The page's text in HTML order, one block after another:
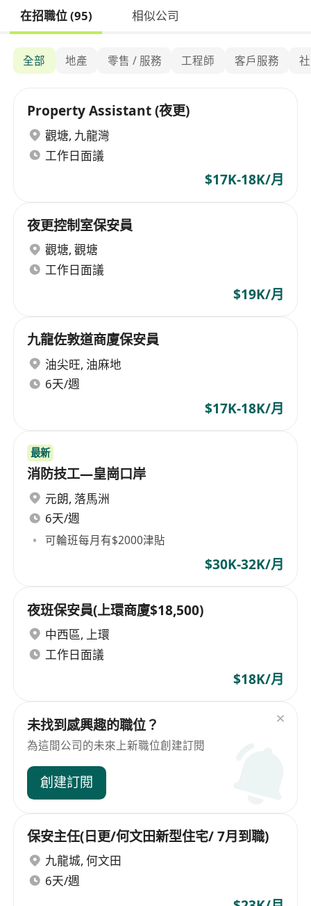
在招職位 (95) 相似公司
全部 地產 零售 / 服務 工程師 客戶服務
Property Assistant (夜更)
觀塘, 九龍灣
工作日面議
$17K-18K/月
夜更控制室保安員
觀塘, 觀塘
工作日面議
$19K/月
九龍佐敦道商廈保安員
油尖旺, 油麻地
6天/週
$17K-18K/月
最新
消防技工—皇崗口岸
元朗, 落馬洲
6天/週
可輪班每月有$2000津貼
$30K-32K/月
夜班保安員(上環商廈$18,500)
中西區, 上環
工作日面議
$18K/月
未找到感興趣的職位？
為這間公司的未來上新職位創建訂閱
創建訂閱
保安主任(日更/何文田新型住宅/ 7月到職)
九龍城, 何文田
6天/週